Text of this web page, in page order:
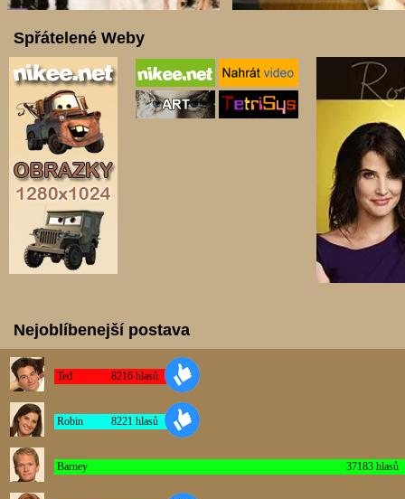
Spřátelené Weby
Nejoblíbenejší postava